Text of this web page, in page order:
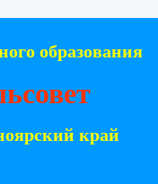
образования
край